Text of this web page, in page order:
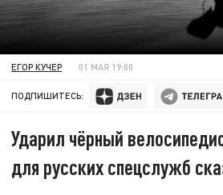
ЕГОР КУЧЕР 01 МАЯ 19:00
ПОДПИШИТЕСЬ:
Ударил чёрный
для русских спецслужб